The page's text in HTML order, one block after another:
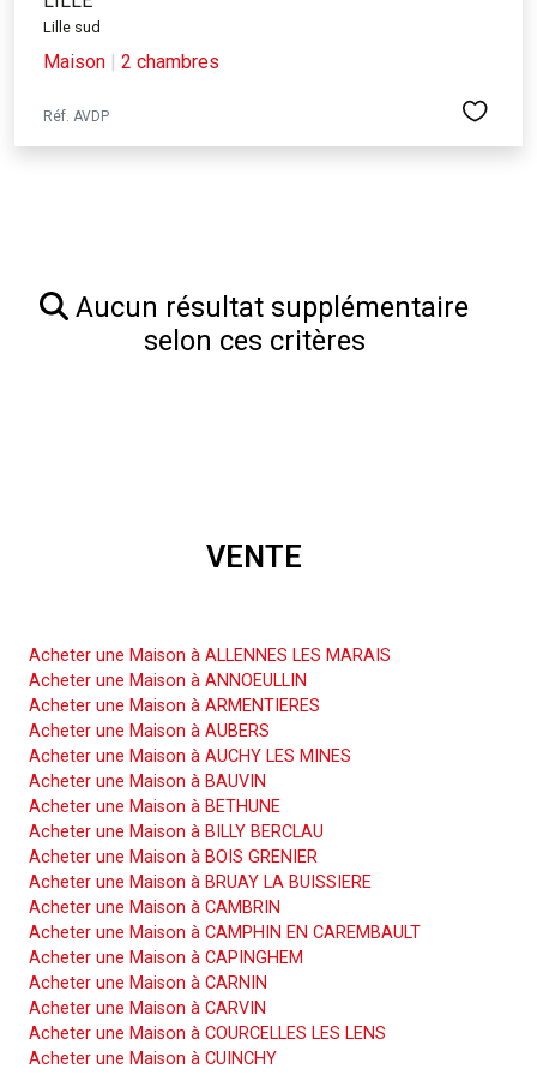
Lille sud
Maison | 2 chambres
Réf. AVDP
Aucun résultat supplémentaire
selon ces critères
VENTE
Acheter une Maison à ALLENNES LES MARAIS
Acheter une Maison à ANNOEULLIN
Acheter une Maison à ARMENTIERES
Acheter une Maison à AUBERS
Acheter une Maison à AUCHY LES MINES
Acheter une Maison à BAUVIN
Acheter une Maison à BETHUNE
Acheter une Maison à BILLY BERCLAU
Acheter une Maison à BOIS GRENIER
Acheter une Maison à BRUAY LA BUISSIERE
Acheter une Maison à CAMBRIN
Acheter une Maison à CAMPHIN EN CAREMBAULT
Acheter une Maison à CAPINGHEM
Acheter une Maison à CARNIN
Acheter une Maison à CARVIN
Acheter une Maison à COURCELLES LES LENS
Acheter une Maison à CUINCHY